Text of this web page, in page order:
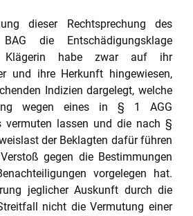
dieser Rechtsprechung des
die Entschädigungsklage
Klägerin habe zwar auf ihr
und ihre Herkunft hingewiesen,
Indizien dargelegt, welche
wegen eines in § 1 AGG
vermuten lassen und die nach §
der Beklagten dafür führen
gegen die Bestimmungen
vorgelegen hat.
jeglicher Auskunft durch die
nicht die Vermutung einer